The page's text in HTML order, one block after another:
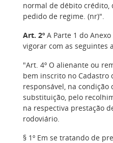
normal de débito crédito,
pedido de regime. (nr)".
Art. 2º A Parte 1 do Anexo
vigorar com as seguintes
"Art. 4º O alienante ou
bem inscrito no Cadastro
responsável, na
substituição, pelo
na respectiva prestação
rodoviário.
§ 1º Em se tratando de